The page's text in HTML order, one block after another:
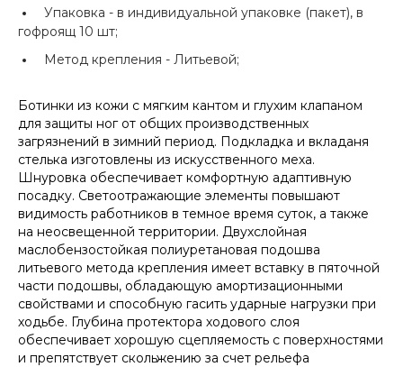
Упаковка - в индивидуальной упаковке (пакет), в
гофроящ 10 шт;
Метод крепления - Литьевой;
Ботинки из кожи c мягким кантом и глухим клапаном
для защиты ног от общих производственных
загрязнений в зимний период. Подкладка и вкладаня
стелька изготовлены из искусственного меха.
Шнуровка обеспечивает комфортную адаптивную
посадку. Светоотражающие элементы повышают
видимость работников в темное время суток, а также
на неосвещенной территории. Двухслойная
маслобензостойкая полиуретановая подошва
литьевого метода крепления имеет вставку в пяточной
части подошвы, обладающую амортизационными
свойствами и способную гасить ударные нагрузки при
ходьбе. Глубина протектора ходового слоя
обеспечивает хорошую сцепляемость с поверхностями
и препятствует скольжению за счет рельефа